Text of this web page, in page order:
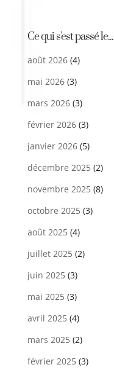
Ce qui s'est passé le...
août 2026(4)
mai 2026(3)
mars 2026(3)
février 2026(3)
janvier 2026(5)
décembre 2025(2)
novembre 2025(8)
octobre 2025(3)
août 2025(4)
juillet 2025(2)
juin 2025(3)
mai 2025(3)
avril 2025(4)
mars 2025(2)
février 2025(3)